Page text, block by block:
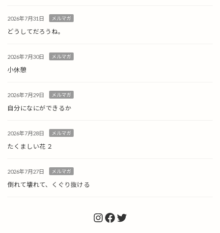
2026年7月31日 メルマガ
どうしてだろうね。
2026年7月30日 メルマガ
小休憩
2026年7月29日 メルマガ
自分になにができるか
2026年7月28日 メルマガ
たくましい花 ２
2026年7月27日 メルマガ
倒れて壊れて、くぐり抜ける
Instagram
Facebook
Twitter